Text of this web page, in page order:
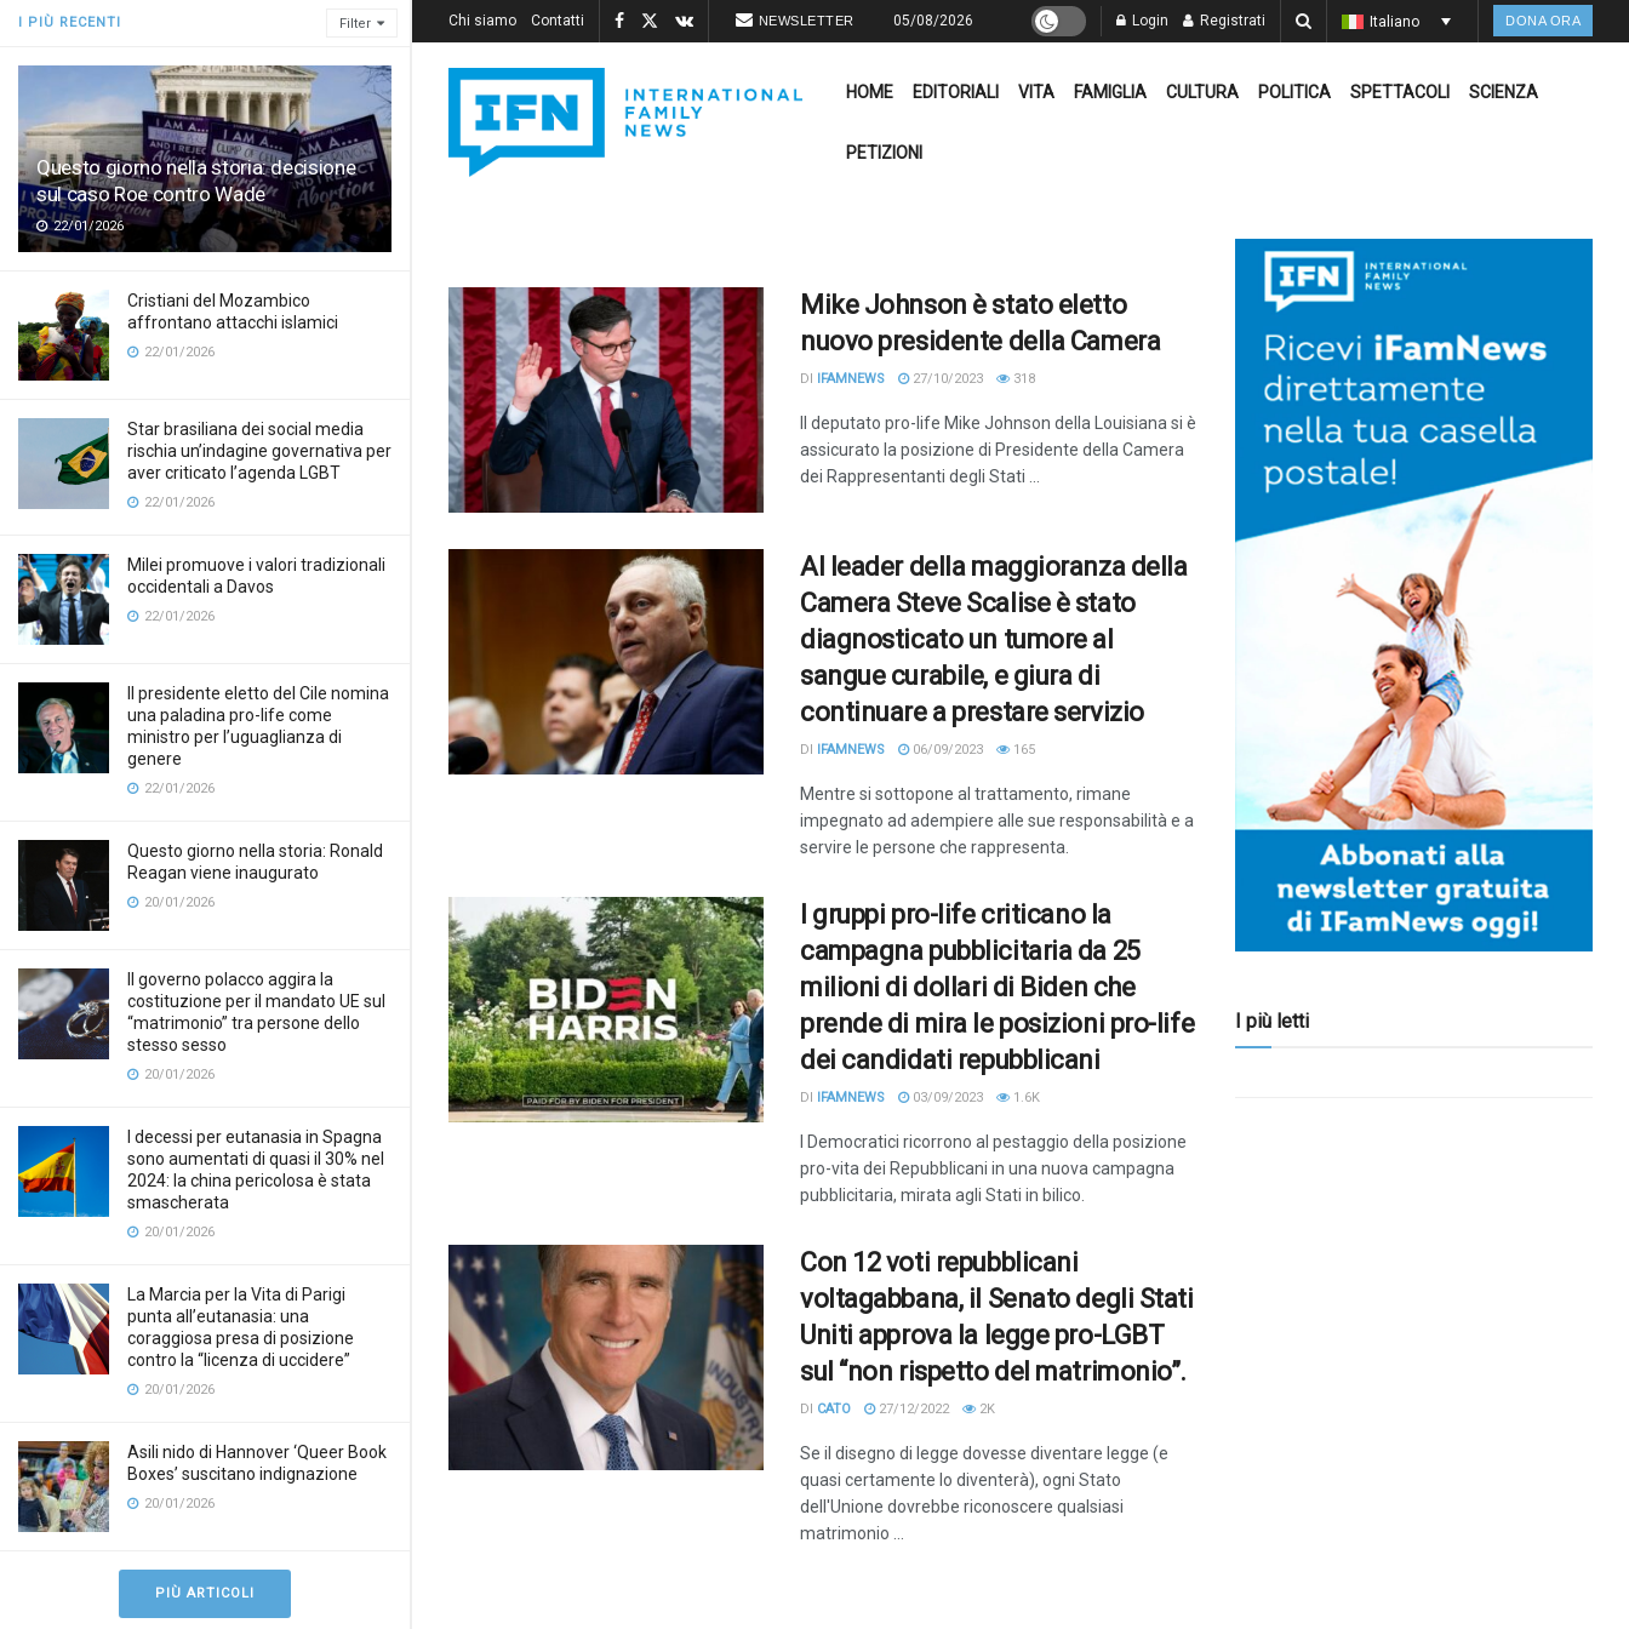
I PIÙ RECENTI Filter
Questo giorno nella storia: decisione
sul caso Roe contro Wade
22/01/2026
Cristiani del Mozambico
affrontano attacchi islamici
22/01/2026
Star brasiliana dei social media
rischia un’indagine governativa per
aver criticato l’agenda LGBT
22/01/2026
Milei promuove i valori tradizionali
occidentali a Davos
22/01/2026
Il presidente eletto del Cile nomina
una paladina pro-life come
ministro per l’uguaglianza di
genere
22/01/2026
Questo giorno nella storia: Ronald
Reagan viene inaugurato
20/01/2026
Il governo polacco aggira la
costituzione per il mandato UE sul
“matrimonio” tra persone dello
stesso sesso
20/01/2026
I decessi per eutanasia in Spagna
sono aumentati di quasi il 30% nel
2024: la china pericolosa è stata
smascherata
20/01/2026
La Marcia per la Vita di Parigi
punta all’eutanasia: una
coraggiosa presa di posizione
contro la “licenza di uccidere”
20/01/2026
Asili nido di Hannover ‘Queer Book
Boxes’ suscitano indignazione
20/01/2026
PIÙ ARTICOLI
Chi siamo Contatti NEWSLETTER 05/08/2026 Login Registrati Italiano DONA ORA
HOME EDITORIALI VITA FAMIGLIA CULTURA POLITICA SPETTACOLI SCIENZA
PETIZIONI
Mike Johnson è stato eletto
nuovo presidente della Camera
DI IFAMNEWS 27/10/2023 318
Il deputato pro-life Mike Johnson della Louisiana si è
assicurato la posizione di Presidente della Camera
dei Rappresentanti degli Stati ...
Al leader della maggioranza della
Camera Steve Scalise è stato
diagnosticato un tumore al
sangue curabile, e giura di
continuare a prestare servizio
DI IFAMNEWS 06/09/2023 165
Mentre si sottopone al trattamento, rimane
impegnato ad adempiere alle sue responsabilità e a
servire le persone che rappresenta.
I gruppi pro-life criticano la
campagna pubblicitaria da 25
milioni di dollari di Biden che
prende di mira le posizioni pro-life
dei candidati repubblicani
DI IFAMNEWS 03/09/2023 1.6K
I Democratici ricorrono al pestaggio della posizione
pro-vita dei Repubblicani in una nuova campagna
pubblicitaria, mirata agli Stati in bilico.
Con 12 voti repubblicani
voltagabbana, il Senato degli Stati
Uniti approva la legge pro-LGBT
sul “non rispetto del matrimonio”.
DI CATO 27/12/2022 2K
Se il disegno di legge dovesse diventare legge (e
quasi certamente lo diventerà), ogni Stato
dell'Unione dovrebbe riconoscere qualsiasi
matrimonio ...
I più letti